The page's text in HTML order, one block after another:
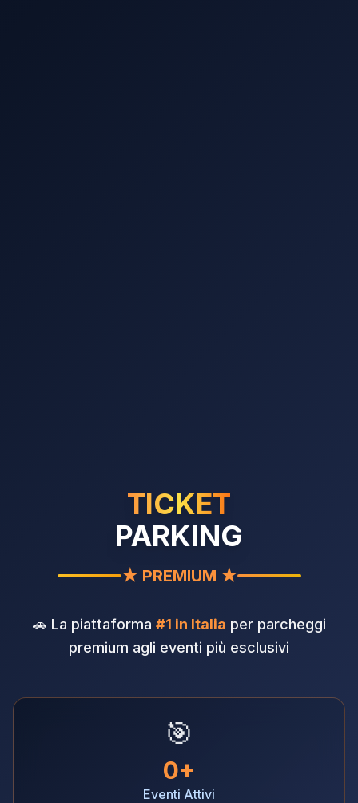
TICKET
PARKING
★ PREMIUM ★
🚗 La piattaforma #1 in Italia per parcheggi
premium agli eventi più esclusivi
🎯
0+
Eventi Attivi